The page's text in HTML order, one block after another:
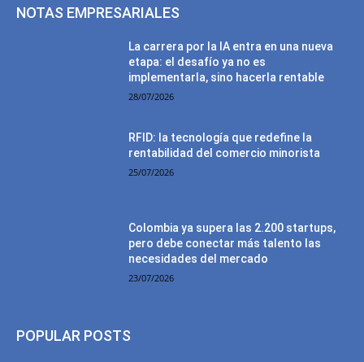
NOTAS EMPRESARIALES
La carrera por la IA entra en una nueva
etapa: el desafío ya no es
implementarla, sino hacerla rentable
28/07/2026
RFID: la tecnología que redefine la
rentabilidad del comercio minorista
25/07/2026
Colombia ya supera las 2.200 startups,
pero debe conectar más talento las
necesidades del mercado
23/07/2026
POPULAR POSTS